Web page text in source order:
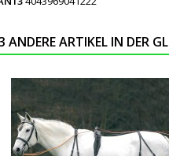
ANDERE ARTIKEL IN DER